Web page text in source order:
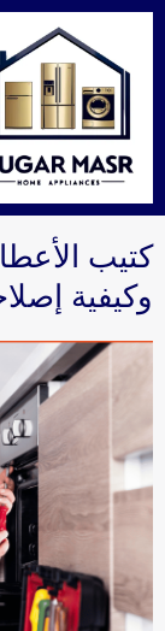
تخطي
المحتوى
كتيب
وكيفية